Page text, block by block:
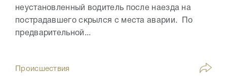
неустановленный водитель после наезда на
пострадавшего скрылся с места аварии. По
предварительной...
Происшествия